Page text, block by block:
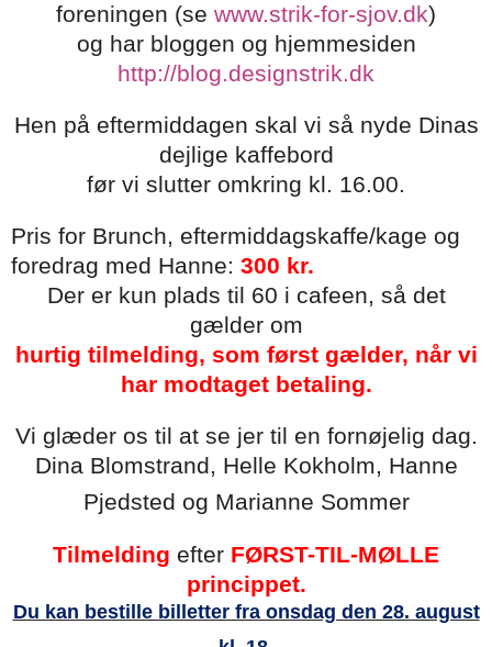
foreningen (se www.strik-for-sjov.dk)
og har bloggen og hjemmesiden
http://blog.designstrik.dk
Hen på eftermiddagen skal vi så nyde Dinas
dejlige kaffebord
før vi slutter omkring kl. 16.00.
Pris for Brunch, eftermiddagskaffe/kage og
foredrag med Hanne: 300 kr.
Der er kun plads til 60 i cafeen, så det
gælder om
hurtig tilmelding, som først gælder, når vi
har modtaget betaling.
Vi glæder os til at se jer til en fornøjelig dag.
Dina Blomstrand, Helle Kokholm, Hanne
Pjedsted og Marianne Sommer
Tilmelding efter FØRST-TIL-MØLLE
princippet.
Du kan bestille billetter fra onsdag den 28. august